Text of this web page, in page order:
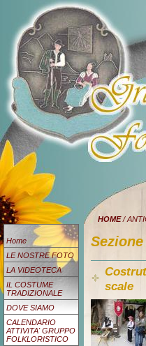
HOME/
Home
LE NOSTRE FOTO
LA VIDEOTECA
IL COSTUME
TRADIZIONALE
DOVE SIAMO
CALENDARIO
ATTIVITA' GRUPPO
FOLKLORISTICO
scale